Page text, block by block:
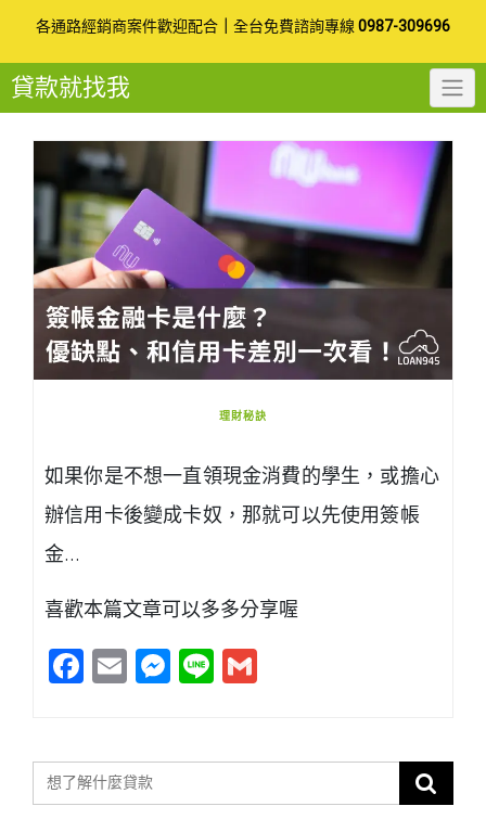
to
content
各通路經銷商案件歡迎配合 全台免費諮詢專線 0987-309696
貸款就找我
理財秘訣
如果你是不想一直領現金消費的學生，或擔心
辦信用卡後變成卡奴，那就可以先使用簽帳
金…
喜歡本篇文章可以多多分享喔
Facebook
EmailMessenger
Line